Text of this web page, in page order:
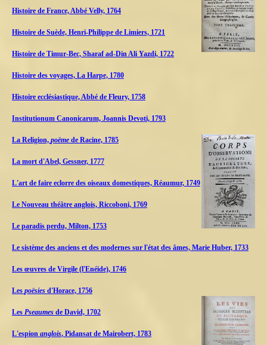
Histoire de France, Abbé Velly, 1764
Histoire de Suède, Henri-Philippe de Limiers, 1721
Histoire de Timur-Bec, Sharaf ad-Din Ali Yazdi, 1722
Histoire des voyages, La Harpe, 1780
Histoire ecclésiastique, Abbé de Fleury, 1758
Institutionum Canonicarum, Joannis Devoti, 1793
La Religion, poëme de Racine, 1785
La mort d'Abel, Gessner, 1777
L'art de faire eclorre des oiseaux domestiques, Réaumur, 1749
Le Nouveau théâtre anglois, Riccoboni, 1769
Le paradis perdu, Milton, 1753
Le sistème des anciens et des modernes sur l'état des âmes, Marie Huber, 1733
Les œuvres de Virgile (l'Enéide), 1746
Les poësies d'Horace, 1756
Les Pseaumes de David, 1702
L'espion anglois, Pidansat de Mairobert, 1783